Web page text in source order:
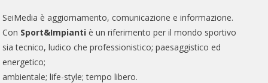
SeiMedia è aggiornamento, comunicazione e informazione.
Con Sport&Impianti è un riferimento per il mondo sportivo
sia tecnico, ludico che professionistico; paesaggistico ed
energetico;
ambientale; life-style; tempo libero.